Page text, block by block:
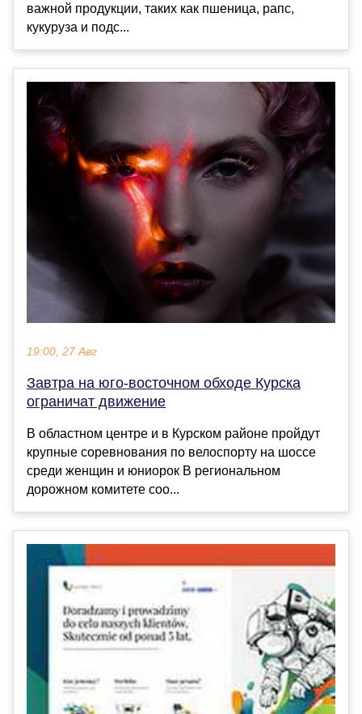
важной продукции, таких как пшеница, рапс,
кукуруза и подс...
19:00, 27 Авг
Завтра на юго-восточном обходе Курска
ограничат движение
В областном центре и в Курском районе пройдут
крупные соревнования по велоспорту на шоссе
среди женщин и юниорок В региональном
дорожном комитете соо...